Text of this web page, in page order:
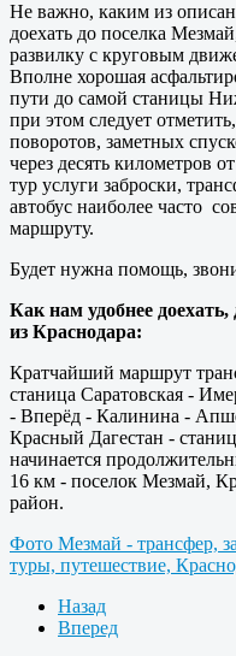
Не важно, каким из
доехать до поселка
развилку с круговым
Вполне хорошая
пути до самой станицы
при этом следует
поворотов, заметных
через десять километров
тур услуги заброски,
автобус наиболее часто
маршруту.
Будет нужна помощь,
Как нам удобнее
из Краснодара:
Кратчайший маршрут
станица Саратовская -
- Вперёд - Калинина -
Красный Дагестан -
начинается
16 км - поселок Мезмай,
район.
Фото Мезмай - трансфер,
туры, путешествие,
Назад
Вперед